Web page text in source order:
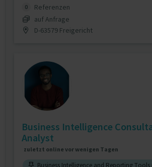
0
Referenzen
auf Anfrage
D-63579 Freigericht
Business Intelligence
Analyst
zuletzt online vor wenigen Tagen
Business Intelligence and Reporting Tools